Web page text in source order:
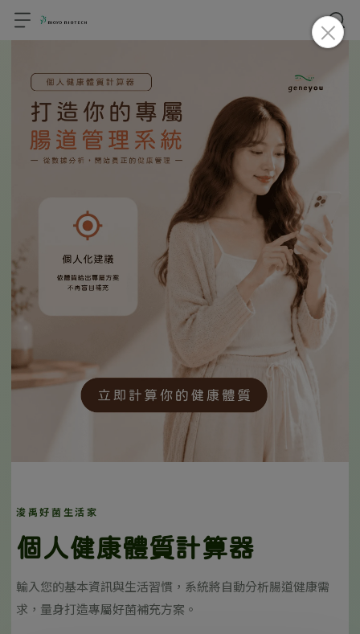
浚禹好菌生活家
個人健康體質計算器
輸入您的基本資訊與生活習慣，系統將自動分析腸道健康需
求，量身打造專屬好菌補充方案。